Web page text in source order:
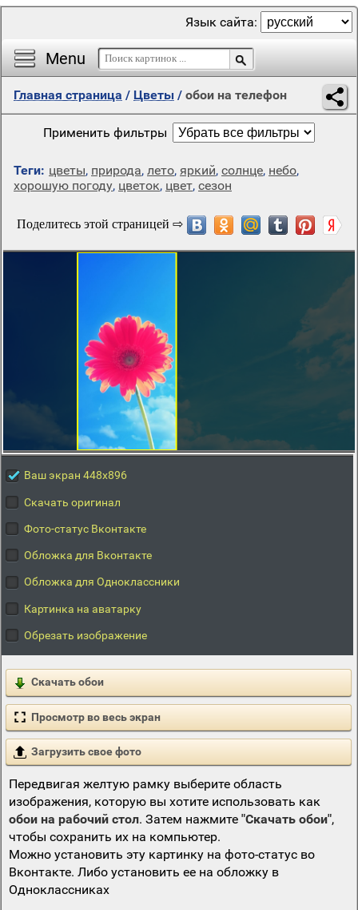
Menu
Язык сайта:
Главная страница / Цветы / обои на телефон
Применить фильтры
Теги: цветы, природа, лето, яркий, солнце, небо,
хорошую погоду, цветок, цвет, сезон
Ваш экран 448x896
Скачать оригинал
Фото-статус Вконтакте
Обложка для Вконтакте
Обложка для Одноклассники
Картинка на аватарку
Обрезать изображение
Скачать обои
Просмотр во весь экран
Загрузить свое фото
Передвигая желтую рамку выберите область
изображения, которую вы хотите использовать как
обои на рабочий стол. Затем нажмите "Скачать обои",
чтобы сохранить их на компьютер.
Можно установить эту картинку на фото-статус во
Вконтакте. Либо установить ее на обложку в
Одноклассниках